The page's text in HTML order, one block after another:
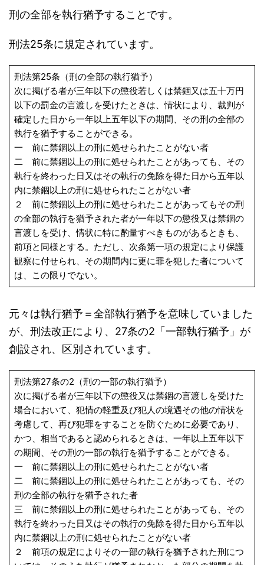
刑の全部を執行猶予することです。
刑法25条に規定されています。
刑法第25条（刑の全部の執行猶予）
次に掲げる者が三年以下の懲役若しくは禁錮又は五十万円
以下の罰金の言渡しを受けたときは、情状により、裁判が
確定した日から一年以上五年以下の期間、その刑の全部の
執行を猶予することができる。
一 前に禁錮以上の刑に処せられたことがない者
二 前に禁錮以上の刑に処せられたことがあっても、その
執行を終わった日又はその執行の免除を得た日から五年以
内に禁錮以上の刑に処せられたことがない者
２ 前に禁錮以上の刑に処せられたことがあってもその刑
の全部の執行を猶予された者が一年以下の懲役又は禁錮の
言渡しを受け、情状に特に酌量すべきものがあるときも、
前項と同様とする。ただし、次条第一項の規定により保護
観察に付せられ、その期間内に更に罪を犯した者について
は、この限りでない。
元々は執行猶予＝全部執行猶予を意味していました
が、刑法改正により、27条の2「一部執行猶予」が
創設され、区別されています。
刑法第27条の2（刑の一部の執行猶予）
次に掲げる者が三年以下の懲役又は禁錮の言渡しを受けた
場合において、犯情の軽重及び犯人の境遇その他の情状を
考慮して、再び犯罪をすることを防ぐために必要であり、
かつ、相当であると認められるときは、一年以上五年以下
の期間、その刑の一部の執行を猶予することができる。
一 前に禁錮以上の刑に処せられたことがない者
二 前に禁錮以上の刑に処せられたことがあっても、その
刑の全部の執行を猶予された者
三 前に禁錮以上の刑に処せられたことがあっても、その
執行を終わった日又はその執行の免除を得た日から五年以
内に禁錮以上の刑に処せられたことがない者
２ 前項の規定によりその一部の執行を猶予された刑につ